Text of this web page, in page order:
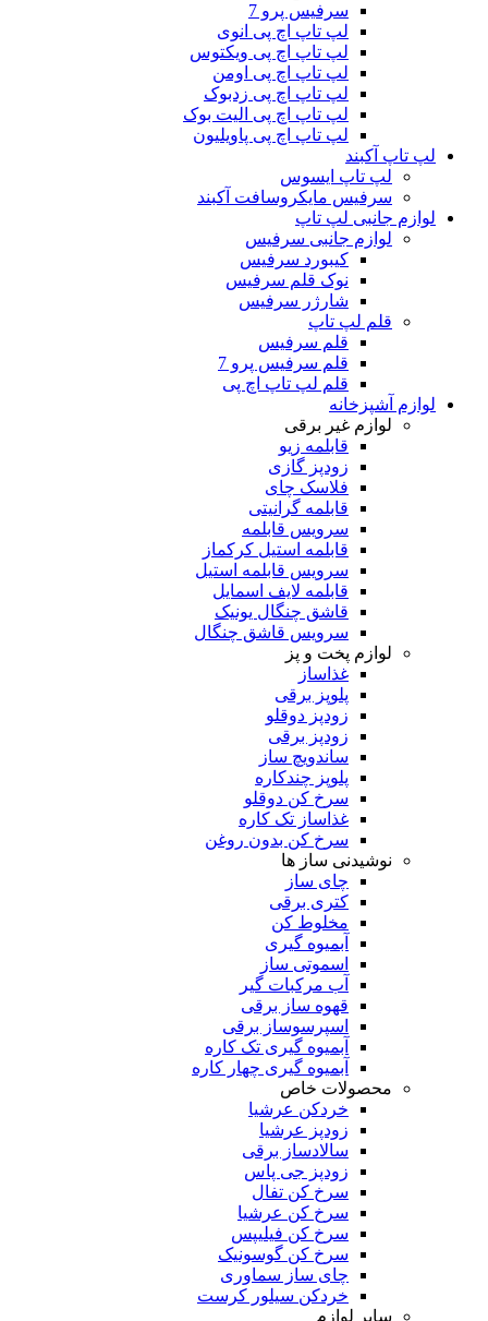
سرفیس پرو 7
لپ تاپ اچ پی انوی
لپ تاپ اچ پی ویکتوس
لپ تاپ اچ پی اومن
لپ تاپ اچ پی زدبوک
لپ تاپ اچ پی الیت بوک
لپ تاپ اچ پی پاویلیون
لپ تاپ آکبند
لپ تاپ ایسوس
سرفیس مایکروسافت آکبند
لوازم جانبی لپ تاپ
لوازم جانبی سرفیس
کیبورد سرفیس
نوک قلم سرفیس
شارژر سرفیس
قلم لپ تاپ
قلم سرفیس
قلم سرفیس پرو 7
قلم لپ تاپ اچ پی
لوازم آشپزخانه
لوازم غیر برقی
قابلمه زیو
زودپز گازی
فلاسک چای
قابلمه گرانیتی
سرویس قابلمه
قابلمه استیل کرکماز
سرویس قابلمه استیل
قابلمه لایف اسمایل
قاشق چنگال یونیک
سرویس قاشق چنگال
لوازم پخت و پز
غذاساز
پلوپز برقی
زودپز دوقلو
زودپز برقی
ساندویچ ساز
پلوپز چندکاره
سرخ کن دوقلو
غذاساز تک کاره
سرخ کن بدون روغن
نوشیدنی ساز ها
چای ساز
کتری برقی
مخلوط کن
آبمیوه گیری
اسموتی ساز
آب مرکبات گیر
قهوه ساز برقی
اسپرسوساز برقی
آبمیوه گیری تک کاره
آبمیوه گیری چهار کاره
محصولات خاص
خردکن عرشیا
زودپز عرشیا
سالادساز برقی
زودپز جی پاس
سرخ کن تفال
سرخ کن عرشیا
سرخ کن فیلیپس
سرخ کن گوسونیک
چای ساز سماوری
خردکن سیلور کرست
سایر لوازم